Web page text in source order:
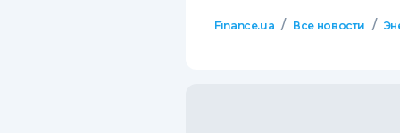
Finance.ua / Все новости /